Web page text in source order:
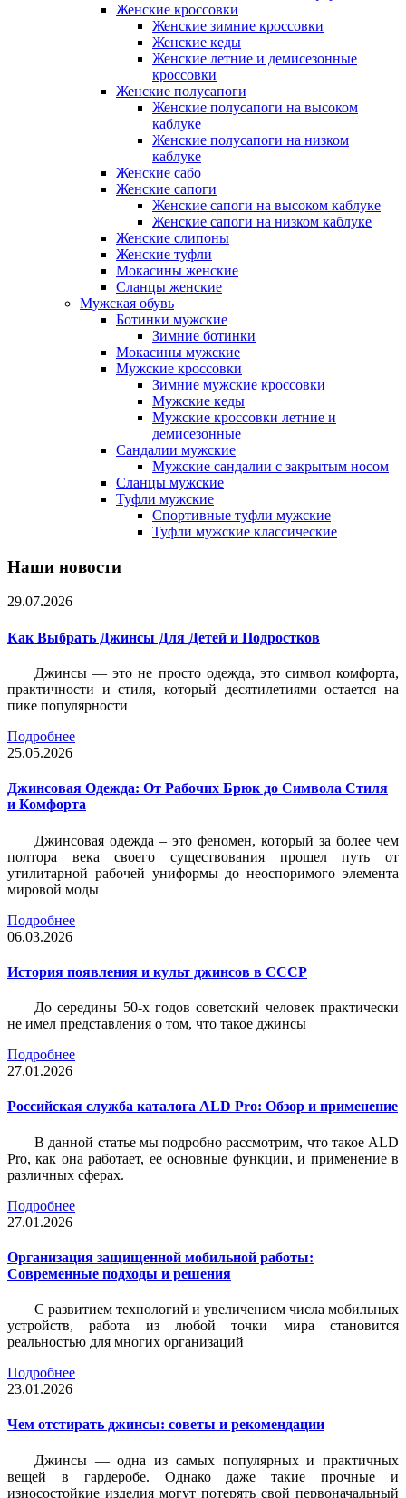
Женские кроссовки
Женские зимние кроссовки
Женские кеды
Женские летние и демисезонные
кроссовки
Женские полусапоги
Женские полусапоги на высоком
каблуке
Женские полусапоги на низком
каблуке
Женские сабо
Женские сапоги
Женские сапоги на высоком каблуке
Женские сапоги на низком каблуке
Женские слипоны
Женские туфли
Мокасины женские
Сланцы женские
Мужская обувь
Ботинки мужские
Зимние ботинки
Мокасины мужские
Мужские кроссовки
Зимние мужские кроссовки
Мужские кеды
Мужские кроссовки летние и
демисезонные
Сандалии мужские
Мужские сандалии с закрытым носом
Сланцы мужские
Туфли мужские
Спортивные туфли мужские
Туфли мужские классические
Наши новости
29.07.2026
Как Выбрать Джинсы Для Детей и Подростков
Джинсы — это не просто одежда, это символ комфорта,
практичности и стиля, который десятилетиями остается на
пике популярности
Подробнее
25.05.2026
Джинсовая Одежда: От Рабочих Брюк до Символа Стиля
и Комфорта
Джинсовая одежда – это феномен, который за более чем
полтора века своего существования прошел путь от
утилитарной рабочей униформы до неоспоримого элемента
мировой моды
Подробнее
06.03.2026
История появления и культ джинсов в СССР
До середины 50-х годов советский человек практически
не имел представления о том, что такое джинсы
Подробнее
27.01.2026
Российская служба каталога ALD Pro: Обзор и применение
В данной статье мы подробно рассмотрим, что такое ALD
Pro, как она работает, ее основные функции, и применение в
различных сферах.
Подробнее
27.01.2026
Организация защищенной мобильной работы:
Современные подходы и решения
С развитием технологий и увеличением числа мобильных
устройств, работа из любой точки мира становится
реальностью для многих организаций
Подробнее
23.01.2026
Чем отстирать джинсы: советы и рекомендации
Джинсы — одна из самых популярных и практичных
вещей в гардеробе. Однако даже такие прочные и
износостойкие изделия могут потерять свой первоначальный